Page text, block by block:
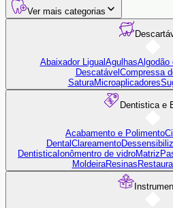
Ver mais categorias
Abaixador Ligual AgulhasAlgodão
Descatável Compressa
SaturaMicroaplicadores
Dentistica e
Acabamento e Polimento
Dental Clareamento
Dentistica Ionômentro de vidroMatriz
MoldeiraResinas